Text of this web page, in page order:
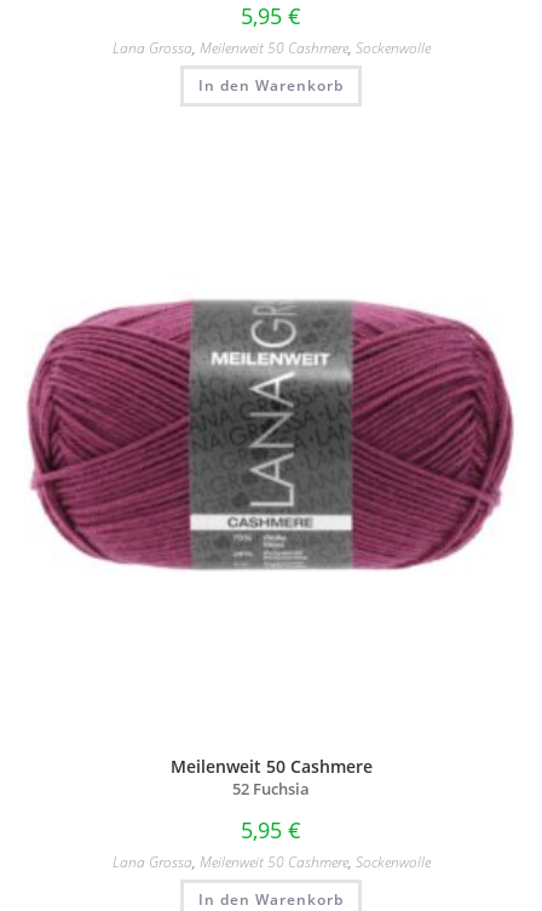
5,95 €
Lana Grossa, Meilenweit 50 Cashmere, Sockenwolle
In den Warenkorb
Meilenweit 50 Cashmere
52 Fuchsia
5,95 €
Lana Grossa, Meilenweit 50 Cashmere, Sockenwolle
In den Warenkorb